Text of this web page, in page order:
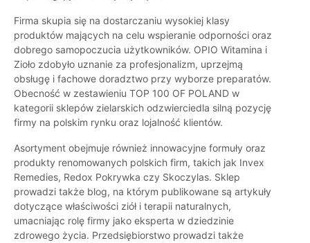
Firma skupia się na dostarczaniu wysokiej klasy
produktów mających na celu wspieranie odporności oraz
dobrego samopoczucia użytkowników. OPIO Witamina i
Zioło zdobyło uznanie za profesjonalizm, uprzejmą
obsługę i fachowe doradztwo przy wyborze preparatów.
Obecność w zestawieniu TOP 100 OF POLAND w
kategorii sklepów zielarskich odzwierciedla silną pozycję
firmy na polskim rynku oraz lojalność klientów.
Asortyment obejmuje również innowacyjne formuły oraz
produkty renomowanych polskich firm, takich jak Invex
Remedies, Redox Pokrywka czy Skoczylas. Sklep
prowadzi także blog, na którym publikowane są artykuły
dotyczące właściwości ziół i terapii naturalnych,
umacniając rolę firmy jako eksperta w dziedzinie
zdrowego życia. Przedsiębiorstwo prowadzi także